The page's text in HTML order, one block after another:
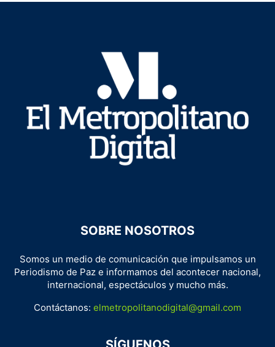
SOBRE NOSOTROS
Somos un medio de comunicación que impulsamos un
Periodismo de Paz e informamos del acontecer nacional,
internacional, espectáculos y mucho más.
Contáctanos: elmetropolitanodigital@gmail.com